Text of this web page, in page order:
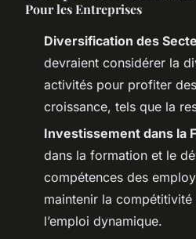
Pour les Entreprises
Diversification des
devraient considérer la
activités pour profiter
croissance, tels que la
Investissement dans la
dans la formation et le
compétences des
maintenir la
l’emploi dynamique.